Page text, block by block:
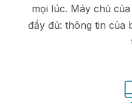
mọi lúc. Máy chủ
đầy đủ: thông tin của